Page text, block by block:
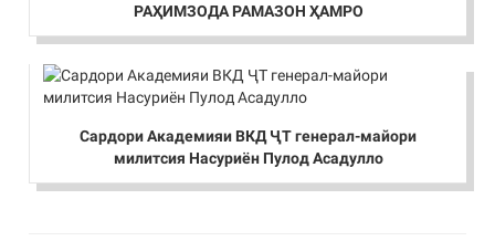
РАҲИМЗОДА РАМАЗОН ҲАМРО
Сардори Академияи ВКД ҶТ генерал-майори
милитсия Насуриён Пулод Асадулло